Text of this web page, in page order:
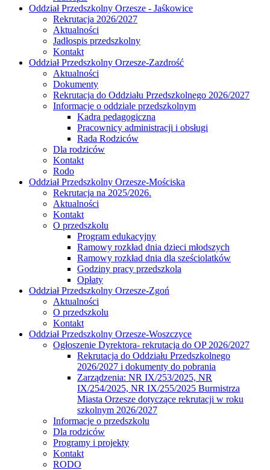
Oddział Przedszkolny Orzesze - Jaśkowice
Rekrutacja 2026/2027
Aktualności
Jadłospis przedszkolny
Kontakt
Oddział Przedszkolny Orzesze-Zazdrość
Aktualności
Dokumenty
Rekrutacja do Oddziału Przedszkolnego 2026/2027
Informacje o oddziale przedszkolnym
Kadra pedagogiczna
Pracownicy administracji i obsługi
Rada Rodziców
Dla rodziców
Kontakt
Rodo
Oddział Przedszkolny Orzesze-Mościska
Rekrutacja na 2025/2026.
Aktualności
Kontakt
O przedszkolu
Program edukacyjny
Ramowy rozkład dnia dzieci młodszych
Ramowy rozkład dnia dla sześciolatków
Godziny pracy przedszkola
Opłaty
Oddział Przedszkolny Orzesze-Zgoń
Aktualności
O przedszkolu
Kontakt
Oddział Przedszkolny Orzesze-Woszczyce
Ogłoszenie Dyrektora- rekrutacja do OP 2026/2027
Rekrutacja do Oddziału Przedszkolnego
2026/2027 i dokumenty do pobrania
Zarządzenia: NR IX/253/2025, NR
IX/254/2025, NR IX/255/2025 Burmistrza
Miasta Orzesze dotyczące rekrutacji w roku
szkolnym 2026/2027
Informacje o przedszkolu
Dla rodziców
Programy i projekty
Kontakt
RODO